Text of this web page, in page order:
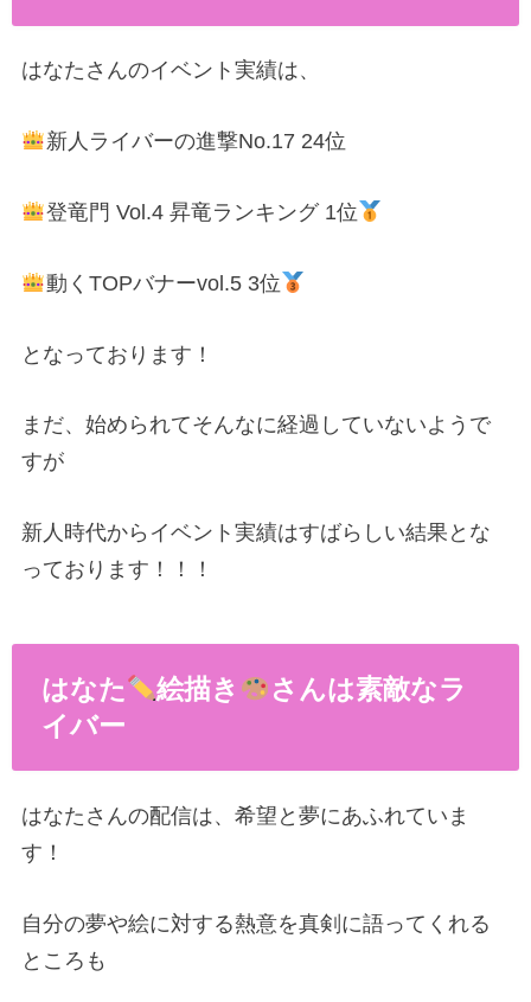
はなたさんのイベント実績は、
新人ライバーの進撃No.17 24位
登竜門 Vol.4 昇竜ランキング 1位
動くTOPバナーvol.5 3位
となっております！
まだ、始められてそんなに経過していないようで
すが
新人時代からイベント実績はすばらしい結果とな
っております！！！
はなた 絵描き
さんは素敵なラ
イバー
はなたさんの配信は、希望と夢にあふれていま
す！
自分の夢や絵に対する熱意を真剣に語ってくれる
ところも